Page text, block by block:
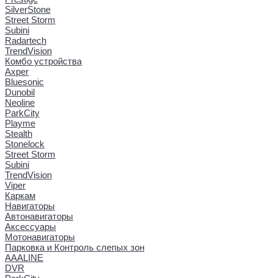
SilverStone
Street Storm
Subini
Radartech
TrendVision
Комбо устройства
Axper
Bluesonic
Dunobil
Neoline
ParkCity
Playme
Stealth
Stonelock
Street Storm
Subini
TrendVision
Viper
Каркам
Навигаторы
Автонавигаторы
Аксессуары
Мотонавигаторы
Парковка и Контроль слепых зон
AAALINE
DVR